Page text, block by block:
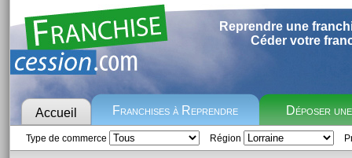
Reprendre une
Céder votre
Accueil Franchises à Reprendre Déposer
Type de commerce Région